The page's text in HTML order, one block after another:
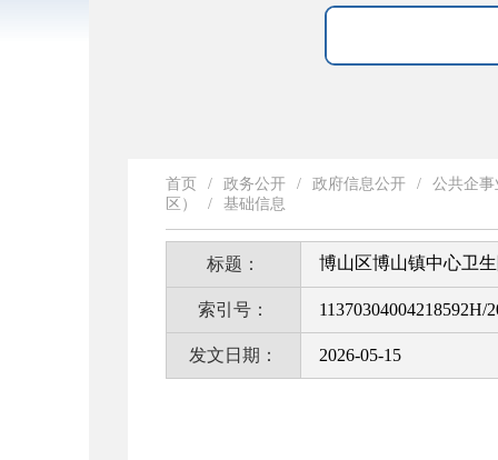
首页 / 政务公开 / 政府信息公开 /
公共企
区）
/ 基础信息
标题： 博山区博山镇中心卫
索引号： 11370304004218592H/
发文日期： 2026-05-15